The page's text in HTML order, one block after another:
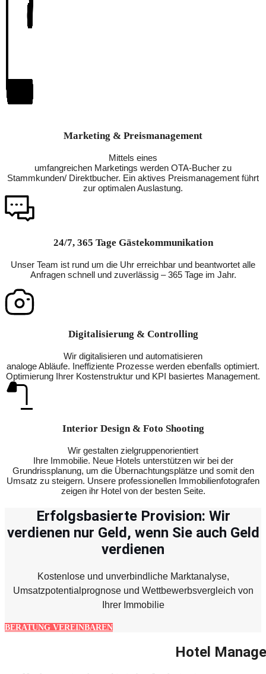
Marketing & Preismanagement
Mittels eines
umfangreichen Marketings werden OTA-Bucher zu
Stammkunden/ Direktbucher. Ein aktives Preismanagement führt
zur optimalen Auslastung.
24/7, 365 Tage Gästekommunikation
Unser Team ist rund um die Uhr erreichbar und beantwortet alle
Anfragen schnell und zuverlässig – 365 Tage im Jahr.
Digitalisierung & Controlling
Wir digitalisieren und automatisieren
analoge Abläufe. Ineffiziente Prozesse werden ebenfalls optimiert.
Optimierung Ihrer Kostenstruktur und KPI basiertes Management.
Interior Design & Foto Shooting
Wir gestalten zielgruppenorientiert
Ihre Immobilie. Neue Hotels unterstützen wir bei der
Grundrissplanung, um die Übernachtungsplätze und somit den
Umsatz zu steigern. Unsere professionellen Immobilienfotografen
zeigen ihr Hotel von der besten Seite.
Erfolgsbasierte Provision: Wir
verdienen nur Geld, wenn Sie auch Geld
verdienen
Kostenlose und unverbindliche Marktanalyse,
Umsatzpotentialprognose und Wettbewerbsvergleich von
Ihrer Immobilie
BERATUNG VEREINBAREN
Hotel